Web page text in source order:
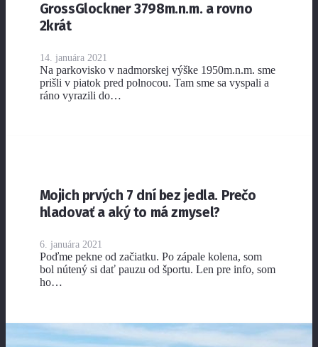
GrossGlockner 3798m.n.m. a rovno
2krát
14. januára 2021
Na parkovisko v nadmorskej výške 1950m.n.m. sme
prišli v piatok pred polnocou. Tam sme sa vyspali a
ráno vyrazili do…
Mojich prvých 7 dní bez jedla. Prečo
hladovať a aký to má zmysel?
6. januára 2021
Poďme pekne od začiatku. Po zápale kolena, som
bol nútený si dať pauzu od športu. Len pre info, som
ho…